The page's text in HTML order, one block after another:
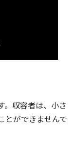
。収容者は、小さ
とができませんで